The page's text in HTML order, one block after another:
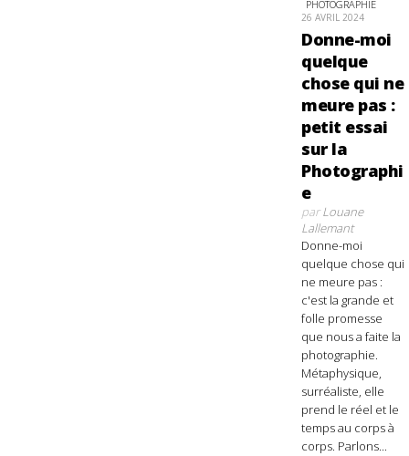
PHOTOGRAPHIE
26 AVRIL 2024
Donne-moi
quelque
chose qui ne
meure pas :
petit essai
sur la
Photographi
e
parLouane
Lallemant
Donne-moi
quelque chose qui
ne meure pas :
c'est la grande et
folle promesse
que nous a faite la
photographie.
Métaphysique,
surréaliste, elle
prend le réel et le
temps au corps à
corps. Parlons...